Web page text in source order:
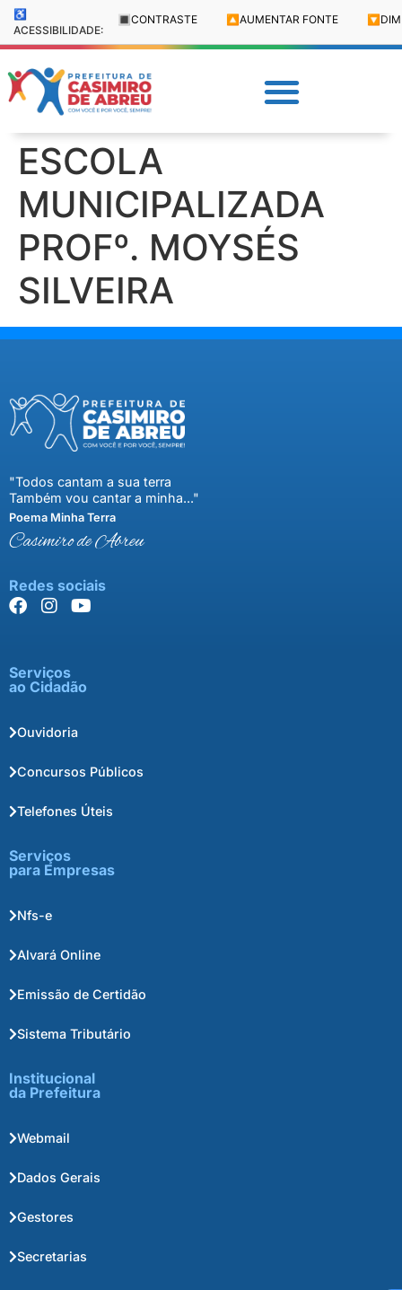
♿
ACESSIBILIDADE:
🔳 CONTRASTE 🔼 AUMENTAR FONTE 🔽
ESCOLA
MUNICIPALIZADA
PROFº. MOYSÉS
SILVEIRA
"Todos cantam a sua terra
Também vou cantar a minha..."
Poema Minha Terra
Casimiro de Abreu
Redes sociais
Serviços
ao Cidadão
Ouvidoria
Concursos Públicos
Telefones Úteis
Serviços
para Empresas
Nfs-e
Alvará Online
Emissão de Certidão
Sistema Tributário
Institucional
da Prefeitura
Webmail
Dados Gerais
Gestores
Secretarias